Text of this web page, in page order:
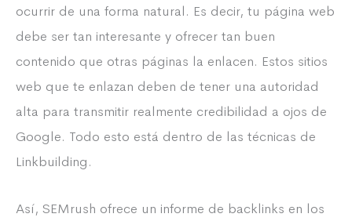
ocurrir de una forma natural. Es decir, tu página web
debe ser tan interesante y ofrecer tan buen
contenido que otras páginas la enlacen. Estos sitios
web que te enlazan deben de tener una autoridad
alta para transmitir realmente credibilidad a ojos de
Google. Todo esto está dentro de las técnicas de
Linkbuilding.
Así, SEMrush ofrece un informe de backlinks en los